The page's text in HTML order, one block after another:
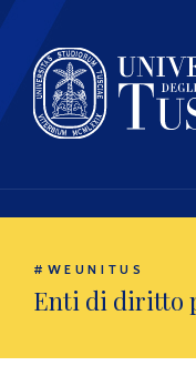
#WEUNITUS
Enti di diritto